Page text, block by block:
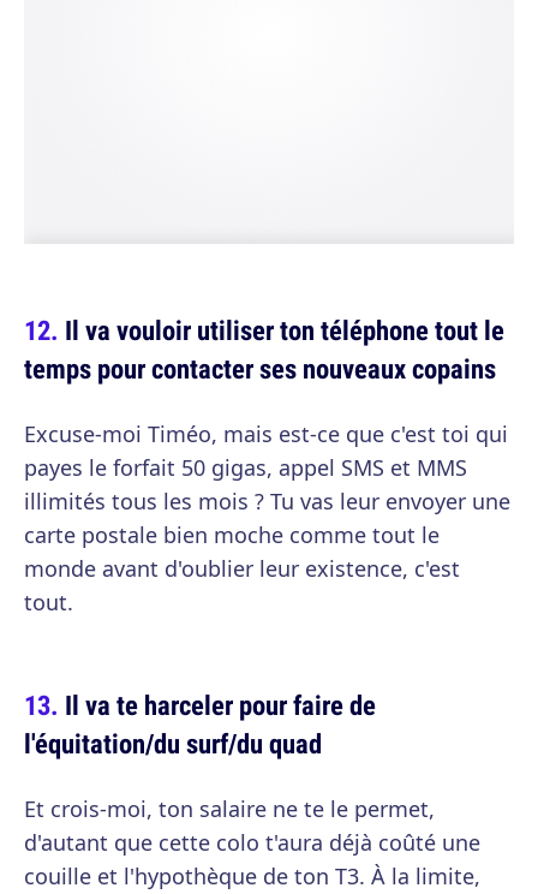
Il va vouloir utiliser ton téléphone tout le
temps pour contacter ses nouveaux copains
Excuse-moi Timéo, mais est-ce que c'est toi qui
payes le forfait 50 gigas, appel SMS et MMS
illimités tous les mois ? Tu vas leur envoyer une
carte postale bien moche comme tout le
monde avant d'oublier leur existence, c'est
tout.
Il va te harceler pour faire de
l'équitation/du surf/du quad
Et crois-moi, ton salaire ne te le permet,
d'autant que cette colo t'aura déjà coûté une
couille et l'hypothèque de ton T3. À la limite,